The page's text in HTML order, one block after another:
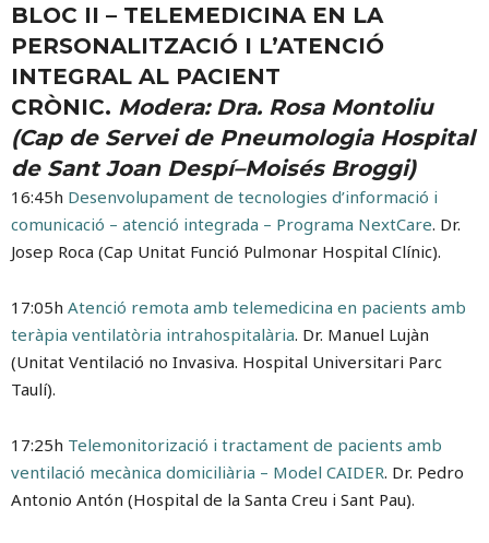
BLOC II – TELEMEDICINA EN LA
PERSONALITZACIÓ I L’ATENCIÓ
INTEGRAL AL PACIENT
CRÒNIC. Modera: Dra. Rosa Montoliu
(Cap de Servei de Pneumologia Hospital
de Sant Joan Despí–Moisés Broggi)
16:45h Desenvolupament de tecnologies d’informació i
comunicació – atenció integrada – Programa NextCare. Dr.
Josep Roca (Cap Unitat Funció Pulmonar Hospital Clínic).
17:05h Atenció remota amb telemedicina en pacients amb
teràpia ventilatòria intrahospitalària. Dr. Manuel Lujàn
(Unitat Ventilació no Invasiva. Hospital Universitari Parc
Taulí).
17:25h Telemonitorizació i tractament de pacients amb
ventilació mecànica domiciliària – Model CAIDER. Dr. Pedro
Antonio Antón (Hospital de la Santa Creu i Sant Pau).